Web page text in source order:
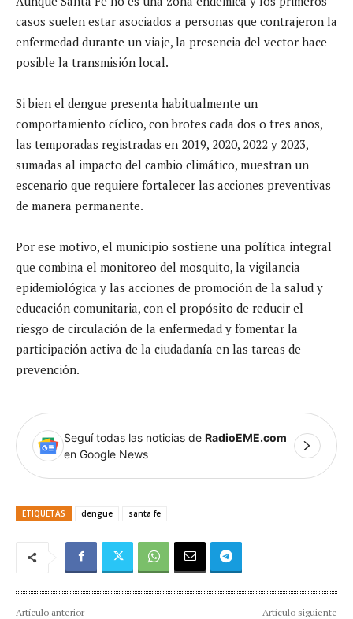
casos suelen estar asociados a personas que contrajeron la
enfermedad durante un viaje, la presencia del vector hace
posible la transmisión local.
Si bien el dengue presenta habitualmente un
comportamiento cíclico, con brotes cada dos o tres años,
las temporadas registradas en 2019, 2020, 2022 y 2023,
sumadas al impacto del cambio climático, muestran un
escenario que requiere fortalecer las acciones preventivas
de manera permanente.
Por ese motivo, el municipio sostiene una política integral
que combina el monitoreo del mosquito, la vigilancia
epidemiológica y las acciones de promoción de la salud y
educación comunitaria, con el propósito de reducir el
riesgo de circulación de la enfermedad y fomentar la
participación activa de la ciudadanía en las tareas de
prevención.
Seguí todas las noticias de RadioEME.com
en Google News
ETIQUETAS dengue santa fe
Artículo anterior Artículo siguiente